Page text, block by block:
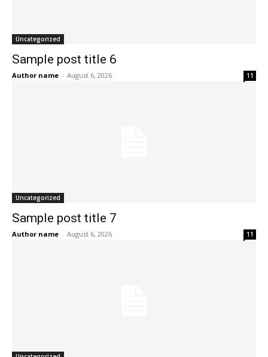
Uncategorized
Sample post title 6
Author name - August 6, 2026 11
Uncategorized
Sample post title 7
Author name - August 6, 2026 11